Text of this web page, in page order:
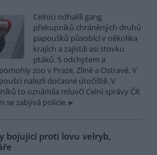
Celníci odhalili gang
překupníků chráněných druhů
papoušků působící v několika
krajích a zajistili asi stovku
ptáků. S odchytem a
zoo v Praze, Zlíně a Ostravě. V
nalezli dočasné útočiště. V
to oznámila mluvčí Celní správy ČR
se zabývá policie.
bojující proti lovu velryb,